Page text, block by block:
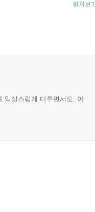
펼쳐보기
익살스럽게 다루면서도, 아